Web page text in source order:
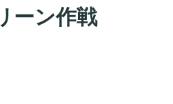
ーン作戦